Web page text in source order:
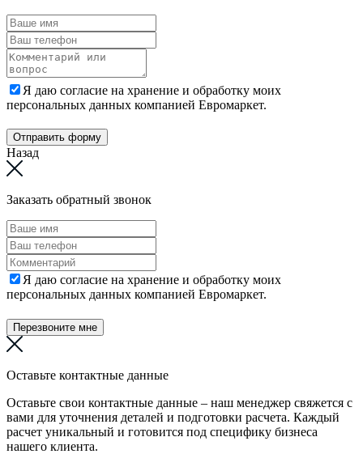
Я даю согласие на хранение и обработку моих
персональных данных компанией Евромаркет.
Отправить форму
Назад
Заказать обратный звонок
Я даю согласие на хранение и обработку моих
персональных данных компанией Евромаркет.
Перезвоните мне
Оставьте контактные данные
Оставьте свои контактные данные – наш менеджер свяжется с
вами для уточнения деталей и подготовки расчета. Каждый
расчет уникальный и готовится под специфику бизнеса
нашего клиента.